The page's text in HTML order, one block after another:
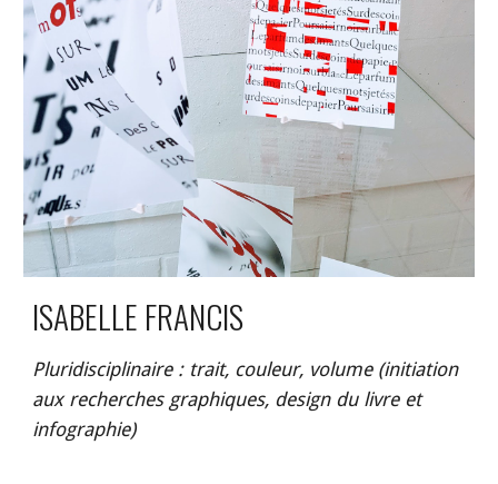
ISABELLE FRANCIS
Pluridisciplinaire : trait, couleur, volume (initiation
aux recherches graphiques, design du livre et
infographie)